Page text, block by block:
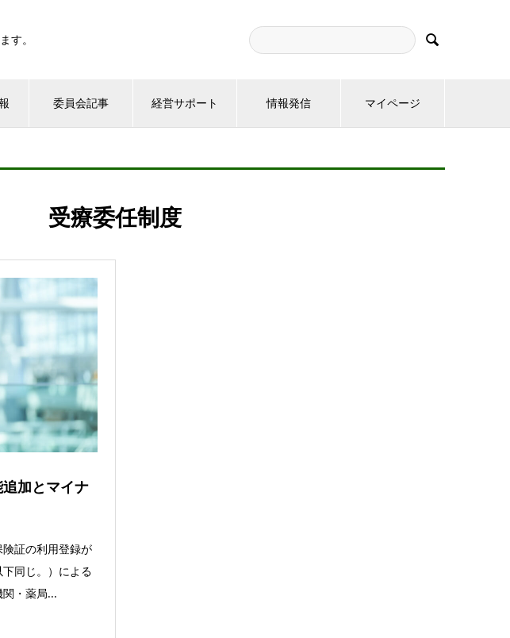
す。 
委員会記事 経営サポート 情報発信 マイページ
受療委任制度
加とマイナ
証の利用登録が
同じ。）による
・薬局...